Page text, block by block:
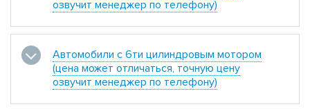
озвучит менеджер по телефону)
Автомобили с 6ти цилиндровым мотором
(цена может отличаться, точную цену
озвучит менеджер по телефону)